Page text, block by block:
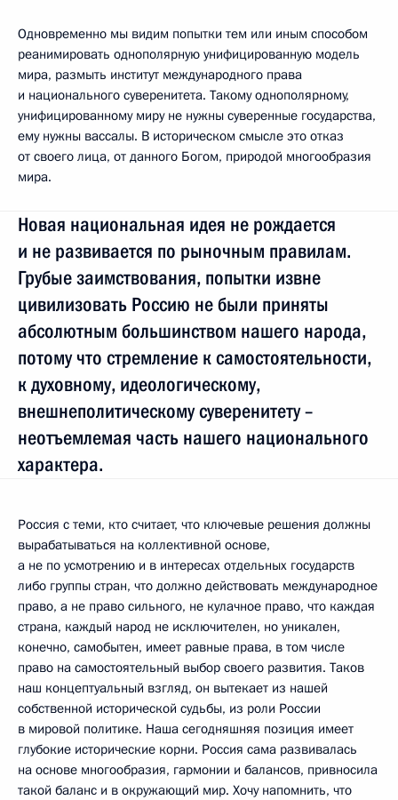
Одновременно мы видим попытки тем или иным способом
реанимировать однополярную унифицированную модель
мира, размыть институт международного права
и национального суверенитета. Такому однополярному,
унифицированному миру не нужны суверенные государства,
ему нужны вассалы. В историческом смысле это отказ
от своего лица, от данного Богом, природой многообразия
мира.
Новая национальная идея не рождается
и не развивается по рыночным правилам.
Грубые заимствования, попытки извне
цивилизовать Россию не были приняты
абсолютным большинством нашего народа,
потому что стремление к самостоятельности,
к духовному, идеологическому,
внешнеполитическому суверенитету –
неотъемлемая часть нашего национального
характера.
Россия с теми, кто считает, что ключевые решения должны
вырабатываться на коллективной основе,
а не по усмотрению и в интересах отдельных государств
либо группы стран, что должно действовать международное
право, а не право сильного, не кулачное право, что каждая
страна, каждый народ не исключителен, но уникален,
конечно, самобытен, имеет равные права, в том числе
право на самостоятельный выбор своего развития. Таков
наш концептуальный взгляд, он вытекает из нашей
собственной исторической судьбы, из роли России
в мировой политике. Наша сегодняшняя позиция имеет
глубокие исторические корни. Россия сама развивалась
на основе многообразия, гармонии и балансов, привносила
такой баланс и в окружающий мир. Хочу напомнить, что